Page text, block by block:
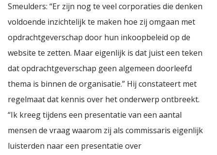
Smeulders: “Er zijn nog te veel corporaties die denken
voldoende inzichtelijk te maken hoe zij omgaan met
opdrachtgeverschap door hun inkoopbeleid op de
website te zetten. Maar eigenlijk is dat juist een teken
dat opdrachtgeverschap geen algemeen doorleefd
thema is binnen de organisatie.” Hij constateert met
regelmaat dat kennis over het onderwerp ontbreekt.
“Ik kreeg tijdens een presentatie van een aantal
mensen de vraag waarom zij als commissaris eigenlijk
luisterden naar een presentatie over